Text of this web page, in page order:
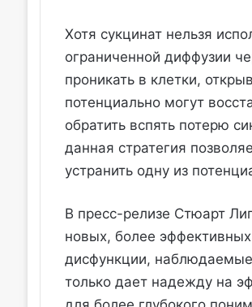
Хотя сукцинат нельзя
ограниченной диффузии
проникать в клетки,
потенциально могут
обратить вспять потерю
данная стратегия
устранить одну из
В пресс-релизе Стюарт
новых, более
дисфункции,
только дает надежду на